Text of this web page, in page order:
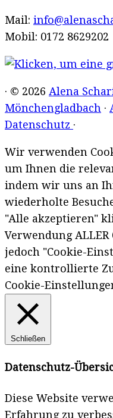
Mail:
Mobil: 0172 8629202
· © 2026 Alena
Mönchengladbach ·
Datenschutz ·
Wir verwenden
um Ihnen die
indem wir uns an
wiederholte
"Alle akzeptieren"
Verwendung
jedoch "Cookie-
eine kontrollierte
Cookie-
Schließen
Datenschutz-
Diese Website
Erfahrung zu